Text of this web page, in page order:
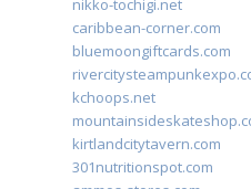
nikko-tochigi.net
caribbean-corner.com
bluemoongiftcards.com
kchoops.net
kirtlandcitytavern.com
301nutritionspot.com